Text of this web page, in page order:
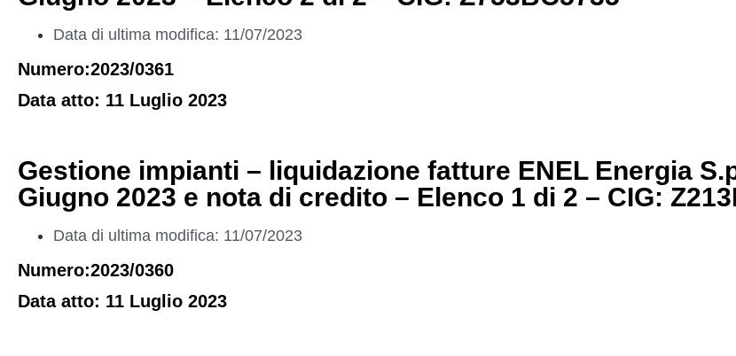
Data di ultima modifica: 11/07/2023
Numero:2023/0361
Data atto: 11 Luglio 2023
Gestione impianti – liquidazione fatture ENEL Energia
Giugno 2023 e nota di credito – Elenco 1 di 2 – CIG:
Data di ultima modifica: 11/07/2023
Numero:2023/0360
Data atto: 11 Luglio 2023